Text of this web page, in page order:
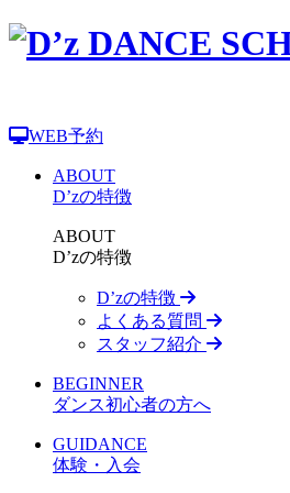
WEB予約
ABOUT
D’zの特徴
ABOUT
D’zの特徴
D’zの特徴
よくある質問
スタッフ紹介
BEGINNER
ダンス初心者の方へ
GUIDANCE
体験・入会